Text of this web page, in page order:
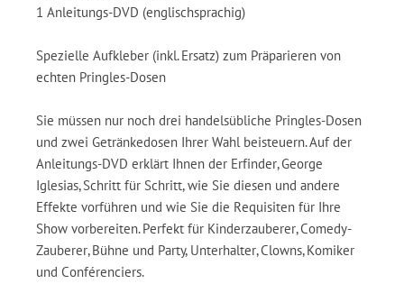
1 Anleitungs-DVD (englischsprachig)
Spezielle Aufkleber (inkl. Ersatz) zum Präparieren von
echten Pringles-Dosen
Sie müssen nur noch drei handelsübliche Pringles-Dosen
und zwei Getränkedosen Ihrer Wahl beisteuern. Auf der
Anleitungs-DVD erklärt Ihnen der Erfinder, George
Iglesias, Schritt für Schritt, wie Sie diesen und andere
Effekte vorführen und wie Sie die Requisiten für Ihre
Show vorbereiten. Perfekt für Kinderzauberer, Comedy-
Zauberer, Bühne und Party, Unterhalter, Clowns, Komiker
und Conférenciers.